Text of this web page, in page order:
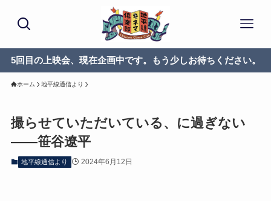
5回目の上映会、現在企画中です。もう少しお待ちください。
ホーム 地平線通信より
撮らせていただいている、に過ぎない
——笹谷遼平
地平線通信より 2024年6月12日